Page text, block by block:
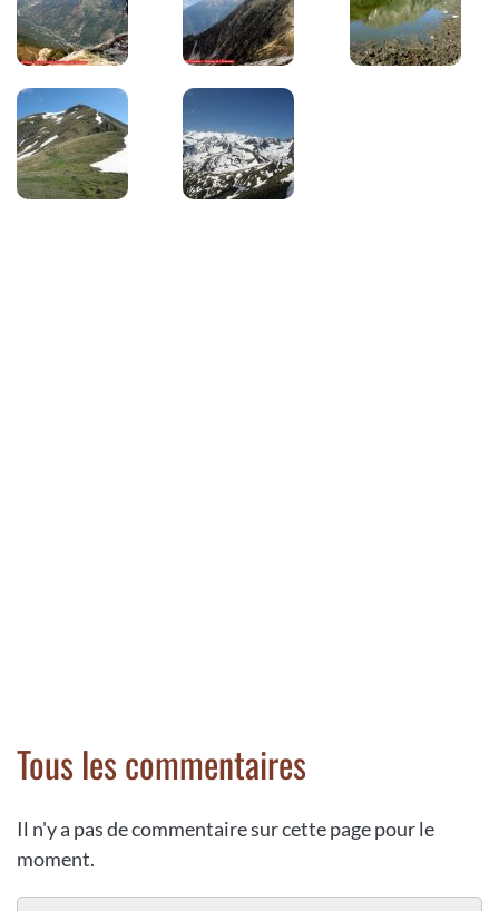
Tous les commentaires
Il n'y a pas de commentaire sur cette page pour le
moment.